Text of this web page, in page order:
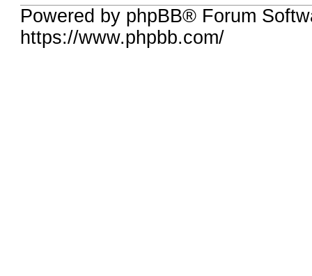
Powered by phpBB® Forum
https://www.phpbb.com/